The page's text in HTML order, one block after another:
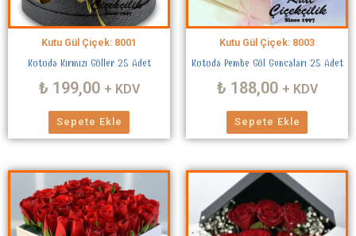
Kutu Gül Çiçek: 8001
Kutuda Kırmızı Güller 25 Adet
₺ 199,00 + KDV
Sepete Ekle
Kutu Gül Çiçek: 8003
Kutuda Pembe Gül Goncaları 25 Adet
₺ 188,00 + KDV
Sepete Ekle